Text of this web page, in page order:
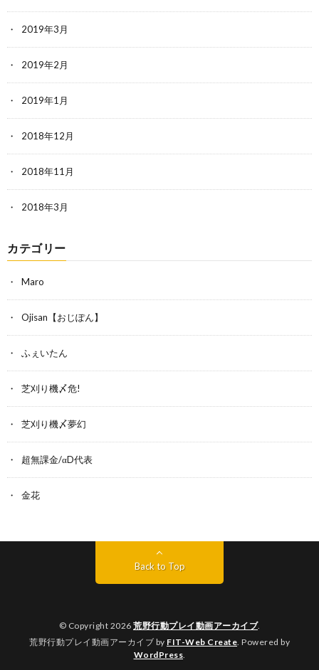
2019年3月
2019年2月
2019年1月
2018年12月
2018年11月
2018年3月
カテゴリー
Maro
Ojisan【おじぽん】
ふぇいたん
芝刈り機〆危!
芝刈り機〆夢幻
超無課金/αD代表
金花
Back to Top
© Copyright 2026 荒野行動プレイ動画アーカイブ.
荒野行動プレイ動画アーカイブ by FIT-Web Create . Powered by
WordPress